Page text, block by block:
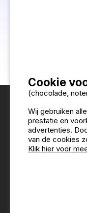
Cookie
(chocolade,
Wij gebruiken
prestatie en
advertenties.
van de cookies
Klik hier voor